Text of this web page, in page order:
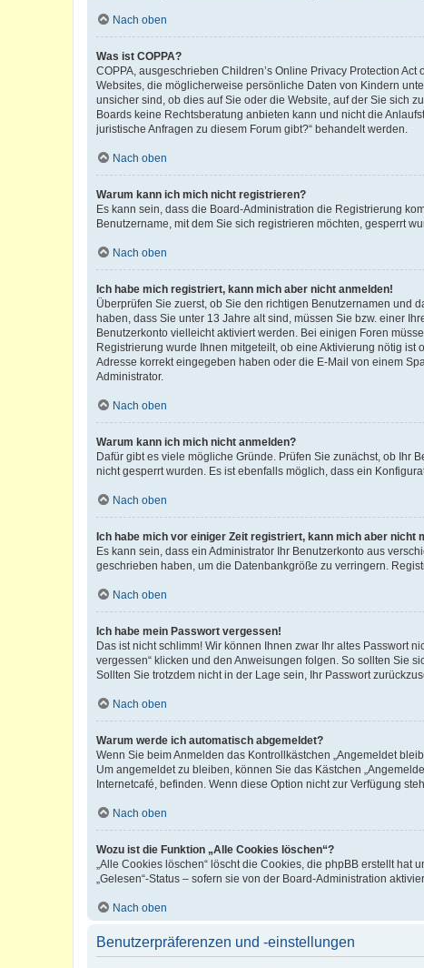
Nach oben
Was ist COPPA?
COPPA, ausgeschrieben Children’s Online Privacy Protection
Websites, die möglicherweise persönliche Daten von Kindern
unsicher sind, ob dies auf Sie oder die Website, auf der Sie sich
Boards keine Rechtsberatung anbieten kann und nicht die
juristische Anfragen zu diesem Forum gibt?“ behandelt werden.
Nach oben
Warum kann ich mich nicht registrieren?
Es kann sein, dass die Board-Administration die Registrierung
Benutzername, mit dem Sie sich registrieren möchten, gesperrt
Nach oben
Ich habe mich registriert, kann mich aber nicht anmelden!
Überprüfen Sie zuerst, ob Sie den richtigen Benutzernamen und
haben, dass Sie unter 13 Jahre alt sind, müssen Sie bzw. einer
Benutzerkonto vielleicht aktiviert werden. Bei einigen Foren
Registrierung wurde Ihnen mitgeteilt, ob eine Aktivierung nötig
Adresse korrekt eingegeben haben oder die E-Mail von einem
Administrator.
Nach oben
Warum kann ich mich nicht anmelden?
Dafür gibt es viele mögliche Gründe. Prüfen Sie zunächst, ob Ihr
nicht gesperrt wurden. Es ist ebenfalls möglich, dass ein
Nach oben
Ich habe mich vor einiger Zeit registriert, kann mich aber nicht
Es kann sein, dass ein Administrator Ihr Benutzerkonto aus
geschrieben haben, um die Datenbankgröße zu verringern.
Nach oben
Ich habe mein Passwort vergessen!
Das ist nicht schlimm! Wir können Ihnen zwar Ihr altes Passwort
vergessen“ klicken und den Anweisungen folgen. So sollten Sie
Sollten Sie trotzdem nicht in der Lage sein, Ihr Passwort
Nach oben
Warum werde ich automatisch abgemeldet?
Wenn Sie beim Anmelden das Kontrollkästchen „Angemeldet
Um angemeldet zu bleiben, können Sie das Kästchen
Internetcafé, befinden. Wenn diese Option nicht zur Verfügung
Nach oben
Wozu ist die Funktion „Alle Cookies löschen“?
„Alle Cookies löschen“ löscht die Cookies, die phpBB erstellt
„Gelesen“-Status – sofern sie von der Board-Administration
Nach oben
Benutzerpräferenzen und -einstellungen